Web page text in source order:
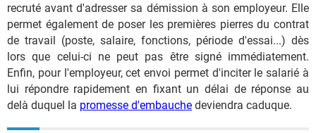
recruté avant d'adresser sa démission à son employeur. Elle
permet également de poser les premières pierres du contrat
de travail (poste, salaire, fonctions, période d'essai...) dès
lors que celui-ci ne peut pas être signé immédiatement.
Enfin, pour l'employeur, cet envoi permet d'inciter le salarié à
lui répondre rapidement en fixant un délai de réponse au
delà duquel la promesse d'embauche deviendra caduque.